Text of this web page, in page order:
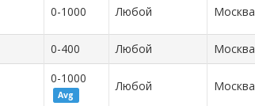
0-1000 Любой Москва
0-400 Любой Москва
0-1000
Avg
Любой Москва